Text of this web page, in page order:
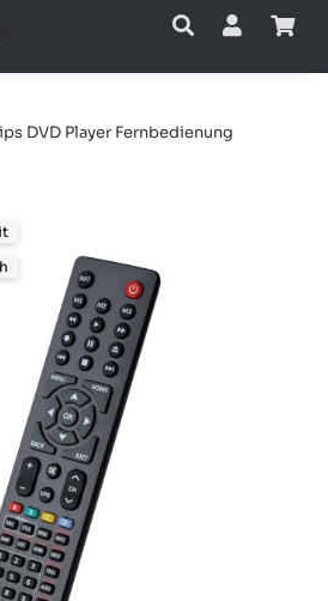
DVD Player Fernbedienung